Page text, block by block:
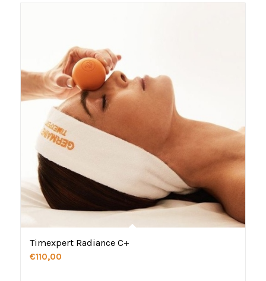
Timexpert Radiance C+
€110,00